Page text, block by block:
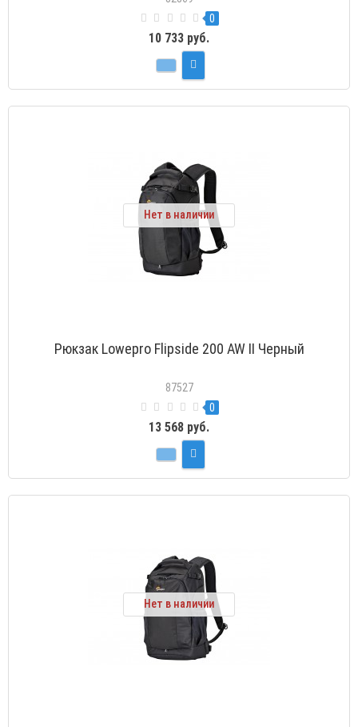
0
10 733 руб.
Нет в наличии
Рюкзак Lowepro Flipside 200 AW II Черный
87527
0
13 568 руб.
Нет в наличии